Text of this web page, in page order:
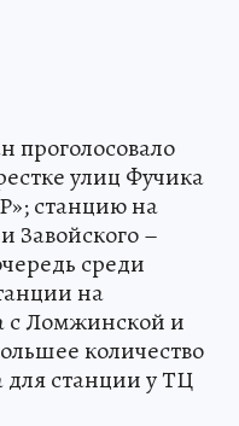
проголосовало
улиц Фучика
станцию на
Завойского –
среди
на
с Ломжинской и
количество
для станции у ТЦ